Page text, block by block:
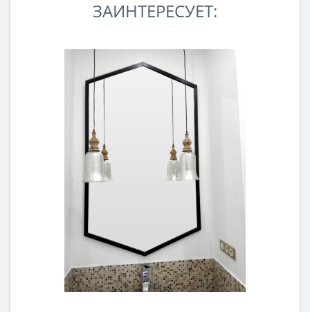
ЗАИНТЕРЕСУЕТ: